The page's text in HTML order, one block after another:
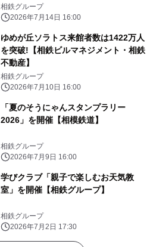
相鉄グループ
2026年7月14日 16:00
ゆめが丘ソラトス来館者数は1422万人
を突破!【相鉄ビルマネジメント・相鉄
不動産】
相鉄グループ
2026年7月10日 16:00
「夏のそうにゃんスタンプラリー
2026」を開催【相模鉄道】
相鉄グループ
2026年7月9日 16:00
学びクラブ「親子で楽しむお天気教
室」を開催【相鉄グループ】
相鉄グループ
2026年7月2日 17:30